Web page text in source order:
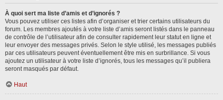
À quoi sert ma liste d’amis et d’ignorés ?
Vous pouvez utiliser ces listes afin d’organiser et trier certains utilisateurs du
forum. Les membres ajoutés à votre liste d’amis seront listés dans le panneau
de contrôle de l’utilisateur afin de consulter rapidement leur statut en ligne et
leur envoyer des messages privés. Selon le style utilisé, les messages publiés
par ces utilisateurs peuvent éventuellement être mis en surbrillance. Si vous
ajoutez un utilisateur à votre liste d’ignorés, tous les messages qu’il publiera
seront masqués par défaut.
Haut